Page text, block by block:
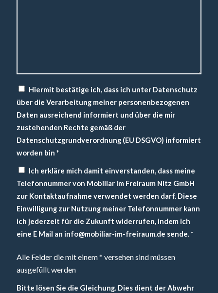
Hiermit bestätige ich, dass ich unter Datenschutz
über die Verarbeitung meiner personenbezogenen
Daten ausreichend informiert und über die mir
zustehenden Rechte gemäß der
Datenschutzgrundverordnung (EU DSGVO) informiert
worden bin *
Ich erkläre mich damit einverstanden, dass meine
Telefonnummer von Mobiliar im Freiraum Nitz GmbH
zur Kontaktaufnahme verwendet werden darf. Diese
Einwilligung zur Nutzung meiner Telefonnummer kann
ich jederzeit für die Zukunft widerrufen, indem ich
eine E Mail an info@mobiliar-im-freiraum.de sende.*
Alle Felder die mit einem * versehen sind müssen
ausgefüllt werden
Bitte lösen Sie die Gleichung. Dies dient der Abwehr